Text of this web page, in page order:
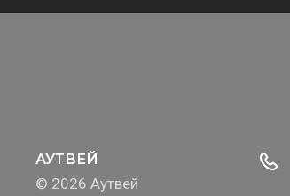
АУТВЕЙ
© 2026 Аутвей